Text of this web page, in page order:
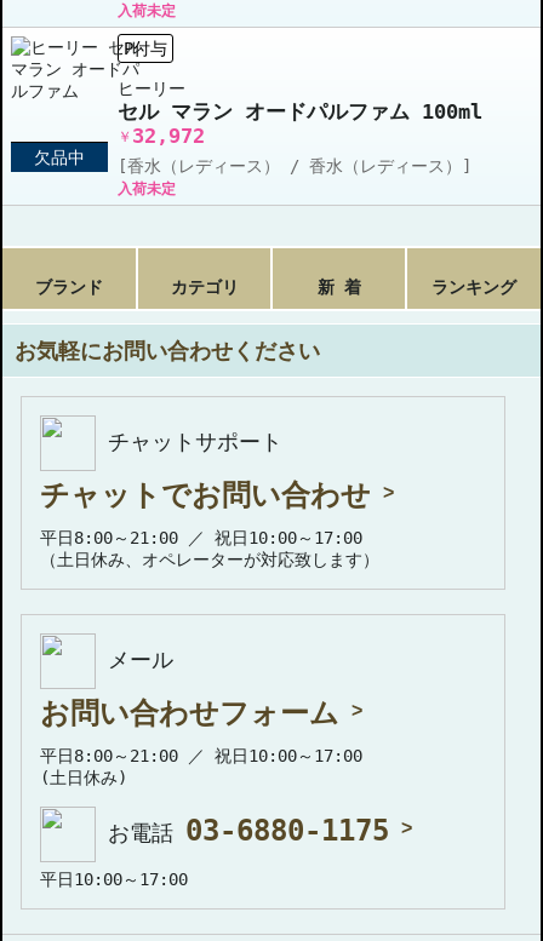
入荷未定
欠品中
P付与
ヒーリー
セル マラン オードパルファム 100ml
￥ 32,972
[香水（レディース） / 香水（レディース）]
入荷未定
ブランド カテゴリ 新 着 ランキング
お気軽にお問い合わせください
チャットサポート
チャットでお問い合わせ
平日8:00～21:00 ／ 祝日10:00～17:00
（土日休み、オペレーターが対応致します）
メール
お問い合わせフォーム
平日8:00～21:00 ／ 祝日10:00～17:00
(土日休み)
お電話 03-6880-1175
平日10:00～17:00